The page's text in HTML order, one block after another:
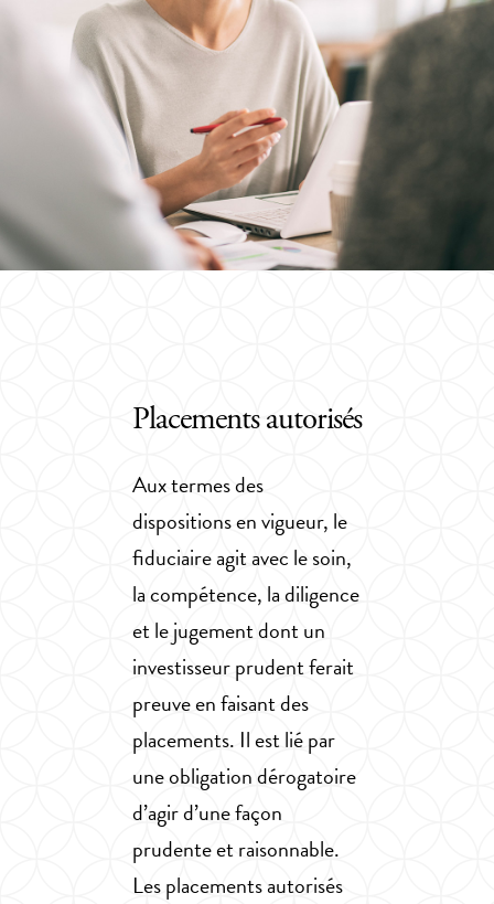
Placements autorisés
Aux termes des
dispositions en vigueur, le
fiduciaire agit avec le soin,
la compétence, la diligence
et le jugement dont un
investisseur prudent ferait
preuve en faisant des
placements. Il est lié par
une obligation dérogatoire
d’agir d’une façon
prudente et raisonnable.
Les placements autorisés